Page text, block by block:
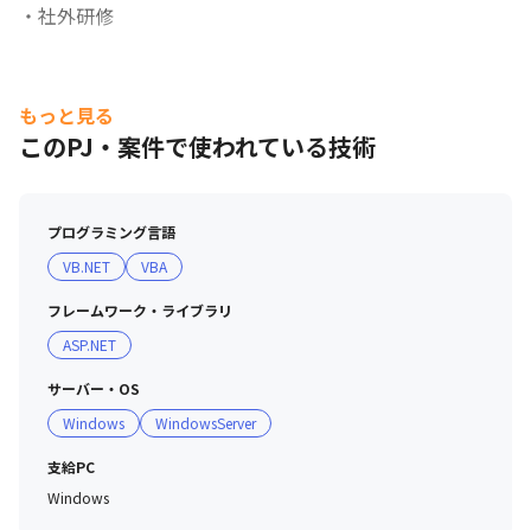
・社外研修
「きゅうりのキューちゃん」CM
もっと見る
このPJ・案件で使われている技術
プログラミング言語
VB.NET
VBA
フレームワーク・ライブラリ
ASP.NET
サーバー・OS
Windows
WindowsServer
支給PC
Windows